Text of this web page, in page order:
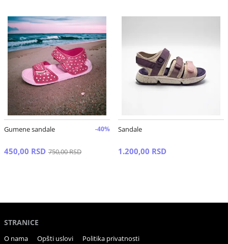
Gumene sandale -40%
450,00 RSD 750,00 RSD
Sandale
1.200,00 RSD
STRANICE
O nama Opšti uslovi
Politika privatnosti